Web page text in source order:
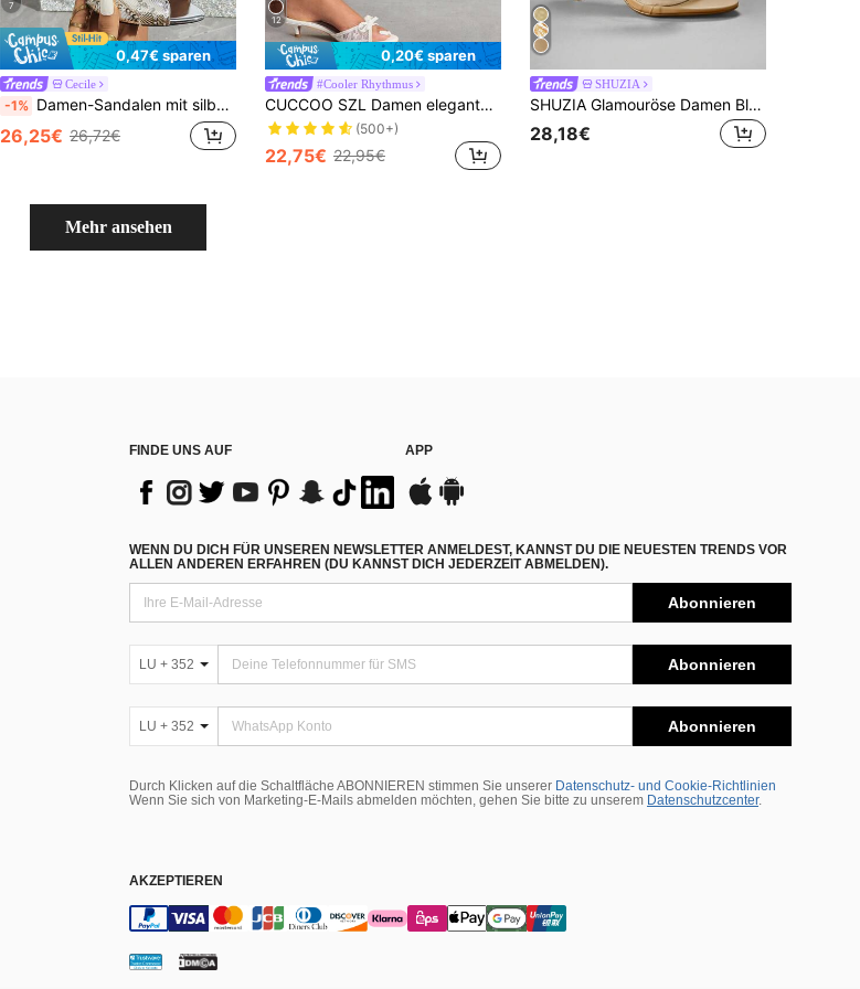
7
0,47€ sparen
Cecile
-1% Damen-Sandalen mit silbernen fächerförmigen Pailletten und Perlen, offener Zehenpartie, Fersenriemen und Stiletto-Absatz, modisch, sexy, elegant, hochwertig, für Bankett, Party, Nachtclub, Tanz, Ball, glamourös, luxuriös, Hochzeitssaison, Brautschuhe, Brautjungfernschuhe, Pendler-Mule-Schuhe aus PU-Leder, elegante Damensandalen für Frühling und Sommer
26,25€ 26,72€
12
0,20€ sparen
#Cooler Rhythmus
CUCCOO SZL Damen elegante Schleife Spitze Kitten Heel Sandalen, romantische Mesh Patchwork High Heels geeignet für Teegesellschaft, Date, Urlaub
(500+)
22,75€ 22,95€
SHUZIA
SHUZIA Glamouröse Damen Blumen Dekor Knöchelriemen Stiletto Absatz Sandalen
28,18€
Mehr ansehen
FINDE UNS AUF APP
WENN DU DICH FÜR UNSEREN NEWSLETTER ANMELDEST, KANNST DU DIE NEUESTEN TRENDS VOR
ALLEN ANDEREN ERFAHREN (DU KANNST DICH JEDERZEIT ABMELDEN).
Abonnieren
LU + 352 Abonnieren
LU + 352 Abonnieren
Durch Klicken auf die Schaltfläche ABONNIEREN stimmen Sie unserer Datenschutz- und Cookie-Richtlinien
Wenn Sie sich von Marketing-E-Mails abmelden möchten, gehen Sie bitte zu unserem Datenschutzcenter.
AKZEPTIEREN